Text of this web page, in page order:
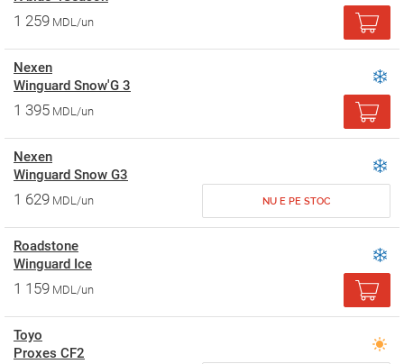
1 259 MDL/un
Nexen
Winguard Snow'G 3
1 395 MDL/un
Nexen
Winguard Snow G3
1 629 MDL/un NU E PE STOC
Roadstone
Winguard Ice
1 159 MDL/un
Toyo
Proxes CF2